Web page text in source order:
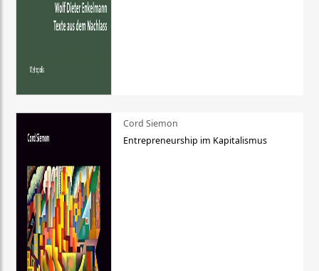
Cord Siemon
Entrepreneurship im Kapitalismus